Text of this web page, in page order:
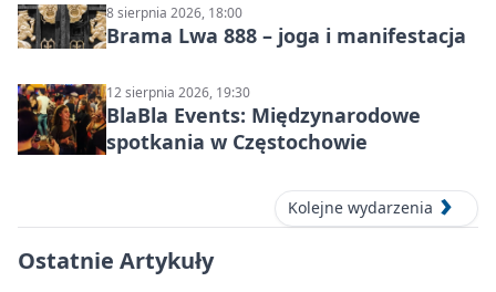
8 sierpnia 2026, 18:00
Brama Lwa 888 – joga i manifestacja
12 sierpnia 2026, 19:30
BlaBla Events: Międzynarodowe
spotkania w Częstochowie
Kolejne wydarzenia
Ostatnie Artykuły